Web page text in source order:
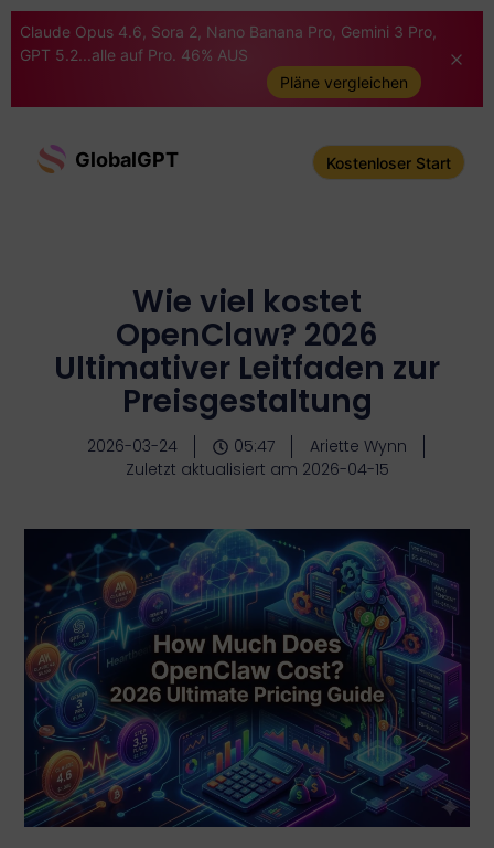
Claude Opus 4.6, Sora 2, Nano Banana Pro, Gemini 3 Pro,
GPT 5.2...alle auf Pro. 46% AUS
Pläne vergleichen
GlobalGPT Kostenloser Start
Wie viel kostet
OpenClaw? 2026
Ultimativer Leitfaden zur
Preisgestaltung
2026-03-24 05:47
Ariette Wynn
Zuletzt aktualisiert am 2026-04-15